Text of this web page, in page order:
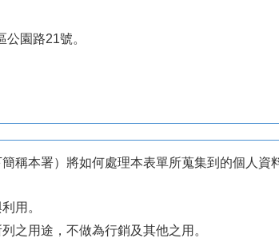
園路21號。
稱本署）將如何處理本表單所蒐集到的個人資
用。
之用途，不做為行銷及其他之用。